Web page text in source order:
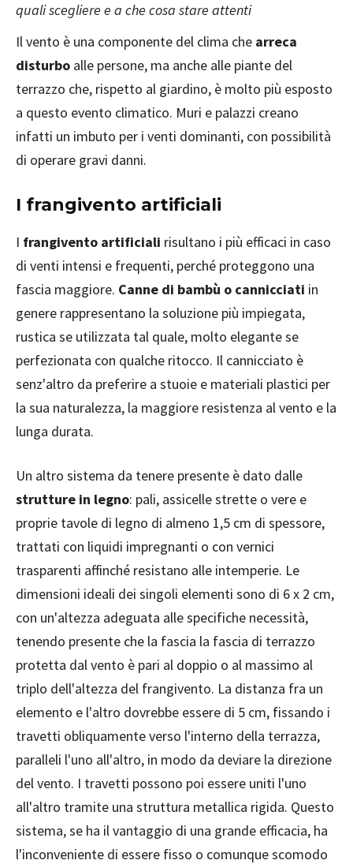
quali scegliere e a che cosa stare attenti
Il vento è una componente del clima che arreca
disturbo alle persone, ma anche alle piante del
terrazzo che, rispetto al giardino, è molto più esposto
a questo evento climatico. Muri e palazzi creano
infatti un imbuto per i venti dominanti, con possibilità
di operare gravi danni.
I frangivento artificiali
I frangivento artificiali risultano i più efficaci in caso
di venti intensi e frequenti, perché proteggono una
fascia maggiore. Canne di bambù o cannicciati in
genere rappresentano la soluzione più impiegata,
rustica se utilizzata tal quale, molto elegante se
perfezionata con qualche ritocco. Il cannicciato è
senz'altro da preferire a stuoie e materiali plastici per
la sua naturalezza, la maggiore resistenza al vento e la
lunga durata.
Un altro sistema da tenere presente è dato dalle
strutture in legno: pali, assicelle strette o vere e
proprie tavole di legno di almeno 1,5 cm di spessore,
trattati con liquidi impregnanti o con vernici
trasparenti affinché resistano alle intemperie. Le
dimensioni ideali dei singoli elementi sono di 6 x 2 cm,
con un'altezza adeguata alle specifiche necessità,
tenendo presente che la fascia la fascia di terrazzo
protetta dal vento è pari al doppio o al massimo al
triplo dell'altezza del frangivento. La distanza fra un
elemento e l'altro dovrebbe essere di 5 cm, fissando i
travetti obliquamente verso l'interno della terrazza,
paralleli l'uno all'altro, in modo da deviare la direzione
del vento. I travetti possono poi essere uniti l'uno
all'altro tramite una struttura metallica rigida. Questo
sistema, se ha il vantaggio di una grande efficacia, ha
l'inconveniente di essere fisso o comunque scomodo